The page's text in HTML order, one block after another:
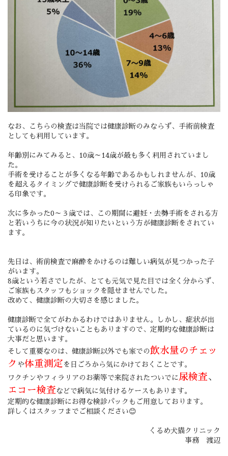
なお、こちらの検査は当院では健康診断のみならず、手術前検査
としても利用しています。
年齢別にみてみると、10歳～14歳が最も多く利用されていまし
た。
手術を受けることが多くなる年齢であるかもしれませんが、10歳
を超えるタイミングで健康診断を受けられるご家族もいらっしゃ
る印象です。
次に多かった0～３歳では、この期間に避妊・去勢手術をされる方
と若いうちに今の状況が知りたいという方が健康診断をされてい
ます。
先日は、術前検査で麻酔をかけるのは難しい病気が見つかった子
がいます。
8歳という若さでしたが、とても元気で見た目では全く分からず、
ご家族もスタッフもショックを隠せませんでした。
改めて、健康診断の大切さを感じました。
健康診断で全てがわかるわけではありません。しかし、症状が出
ているのに気づけないこともありますので、定期的な健康診断は
大事だと思います。
そして重要なのは、健康診断以外でも家での飲水量のチェッ
ク や体重測定 を日ごろから気にかけておくことです。
ワクチンやフィラリアのお薬等で来院されたついでに尿検査、
エコー検査 などで病気に気付けるケースもあります。
定期的な健康診断にお得な検診パックもご用意しております。
詳しくはスタッフまでご相談ください😊
くるめ犬猫クリニック
事務 渡辺